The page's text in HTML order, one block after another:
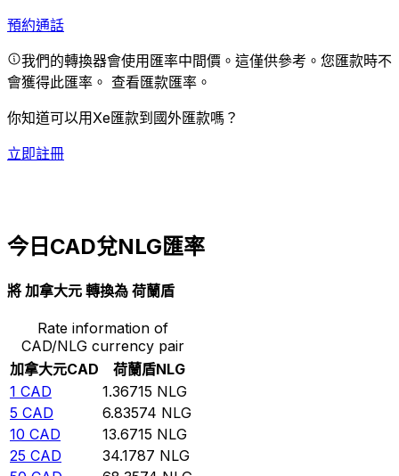
預約通話
我們的轉換器會使用匯率中間價。這僅供參考。您匯款時不
會獲得此匯率。 查看匯款匯率。
你知道可以用Xe匯款到國外匯款嗎？
立即註冊
今日CAD兌NLG匯率
將 加拿大元 轉換為 荷蘭盾
Rate information of
CAD/NLG currency pair
加拿大元CAD 荷蘭盾NLG
1 CAD 1.36715 NLG
5 CAD 6.83574 NLG
10 CAD 13.6715 NLG
25 CAD 34.1787 NLG